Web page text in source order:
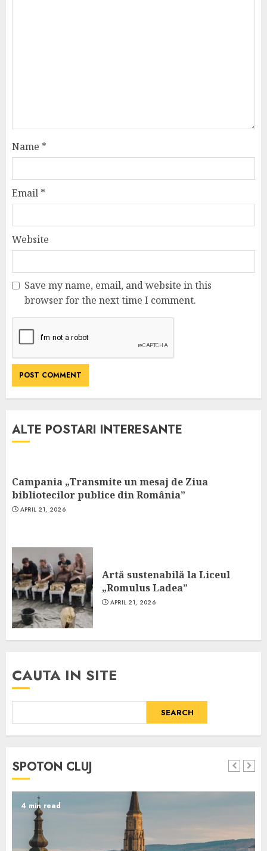
Name *
Email *
Website
Save my name, email, and website in this
browser for the next time I comment.
ALTE POSTARI INTERESANTE
Campania „Transmite un mesaj de Ziua
bibliotecilor publice din România”
APRIL 21, 2026
Artă sustenabilă la Liceul
„Romulus Ladea”
APRIL 21, 2026
CAUTA IN SITE
SEARCH
SPOTON CLUJ
4 min read